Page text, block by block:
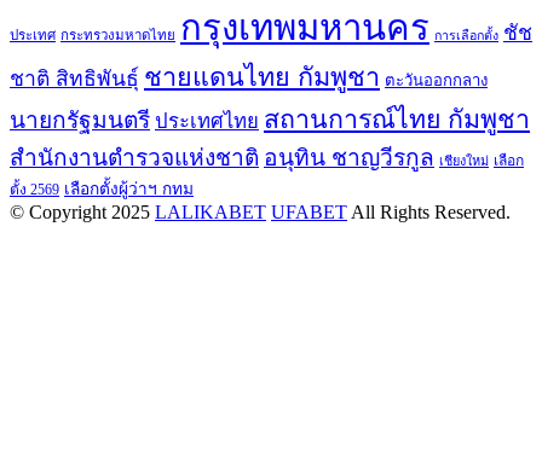
ประเทศ กระทรวงมหาดไทย กรุงเทพมหานคร การเลือกตั้ง ชัช
ชาติ สิทธิพันธุ์ ชายแดนไทย กัมพูชา ตะวันออกกลาง
นายกรัฐมนตรี ประเทศไทย สถานการณ์ไทย กัมพูชา
สำนักงานตำรวจแห่งชาติ อนุทิน ชาญวีรกูล เชียงใหม่ เลือก
ตั้ง 2569 เลือกตั้งผู้ว่าฯ กทม
© Copyright 2025 LALIKABET UFABET All Rights Reserved.